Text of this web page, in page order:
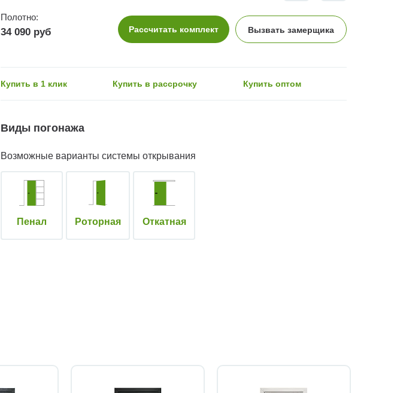
Полотно:
34 090 руб Рассчитать комплект Вызвать замерщика
Купить в 1 клик Купить в рассрочку Купить оптом
Виды погонажа
Возможные варианты системы открывания
Пенал Роторная Откатная